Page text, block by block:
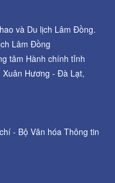
và Du lịch Lâm Đồng.
Lâm Đồng
tâm Hành chính tỉnh
Hương - Đà Lạt,
- Bộ Văn hóa Thông tin